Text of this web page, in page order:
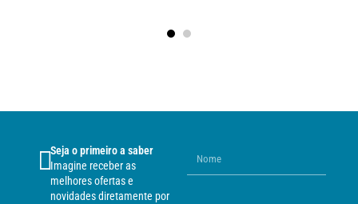
Seja o primeiro a saber
Imagine receber as
melhores ofertas e
novidades diretamente por